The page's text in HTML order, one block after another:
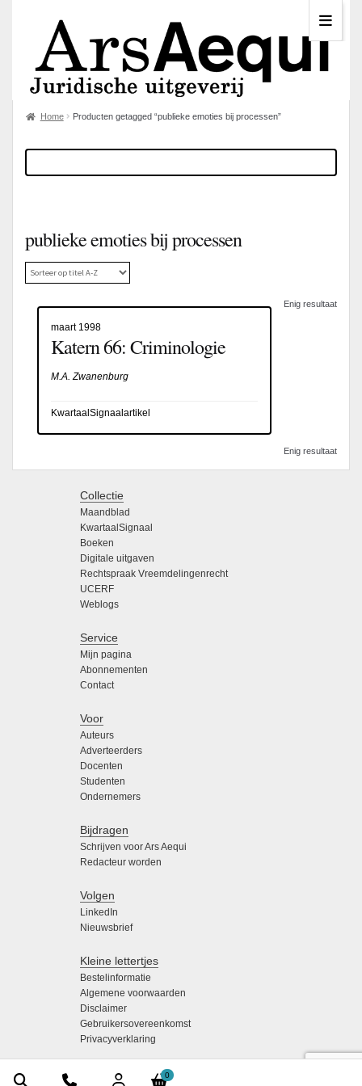
0
Home Producten getagged “publieke emoties bij processen”
publieke emoties bij processen
Enig resultaat
maart 1998
Katern 66: Criminologie
M.A. Zwanenburg
KwartaalSignaalartikel
Enig resultaat
Collectie
Maandblad
KwartaalSignaal
Boeken
Digitale uitgaven
Rechtspraak Vreemdelingenrecht
UCERF
Weblogs
Service
Mijn pagina
Abonnementen
Contact
Voor
Auteurs
Adverteerders
Docenten
Studenten
Ondernemers
Bijdragen
Schrijven voor Ars Aequi
Redacteur worden
Volgen
LinkedIn
Nieuwsbrief
Kleine lettertjes
Bestelinformatie
Algemene voorwaarden
Disclaimer
Gebruikersovereenkomst
Privacyverklaring